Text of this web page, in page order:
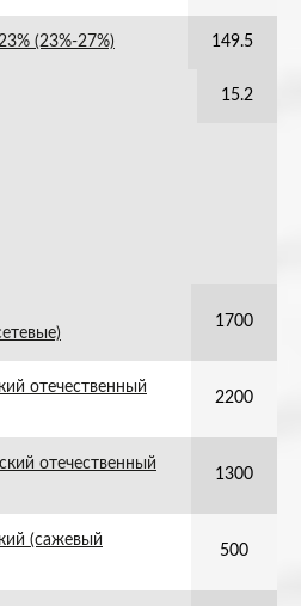
(23%-27%) 149.5
15.2
1700
отечественный
2200
отечественный
1300
(сажевый
500